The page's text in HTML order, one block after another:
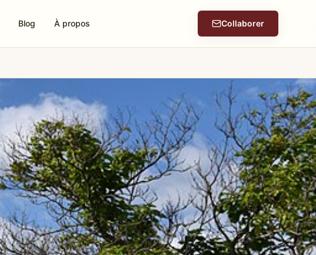
Blog À propos Collaborer